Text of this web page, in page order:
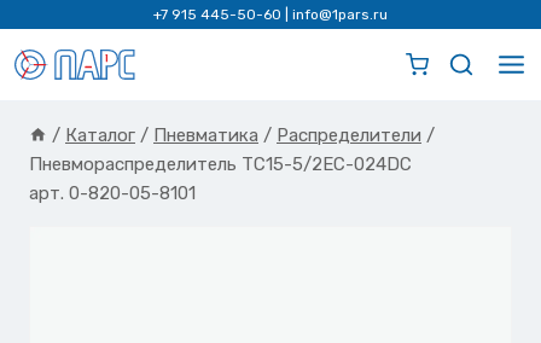
содержимому
+7 915 445-50-60 info@1pars.ru
/ Каталог / Пневматика / Распределители /
Пневмораспределитель TC15-5/2EC-024DC
арт. 0-820-05-8101